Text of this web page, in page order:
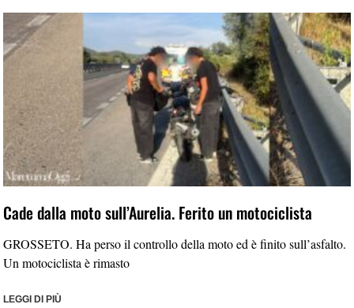
Cade dalla moto sull’Aurelia. Ferito un motociclista
GROSSETO. Ha perso il controllo della moto ed è finito sull’asfalto.
Un motociclista è rimasto
LEGGI DI PIÙ